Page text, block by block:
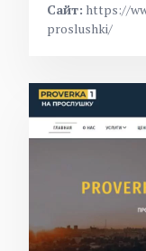
Сайт: https://
proslushki/